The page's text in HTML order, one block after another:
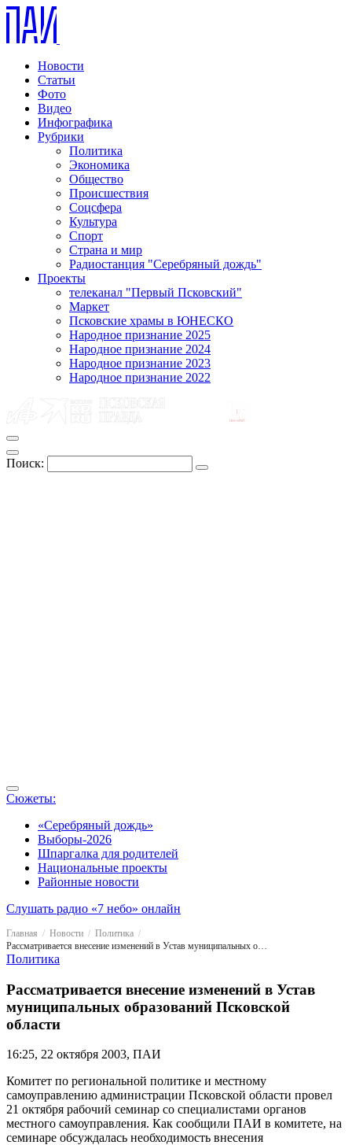
Новости
Статьи
Фото
Видео
Инфографика
Рубрики
Политика
Экономика
Общество
Происшествия
Соцсфера
Культура
Спорт
Страна и мир
Радиостанция "Серебряный дождь"
Проекты
телеканал "Первый Псковский"
Маркет
Псковские храмы в ЮНЕСКО
Народное признание 2025
Народное признание 2024
Народное признание 2023
Народное признание 2022
Поиск:
Сюжеты:
«Серебряный дождь»
Выборы-2026
Шпаргалка для родителей
Национальные проекты
Районные новости
Слушать радио «7 небо» онлайн
Главная Новости
Политика
Рассматривается внесение изменений в Устав муниципальных образований Псковской области
Политика
Рассматривается внесение изменений в Устав
муниципальных образований Псковской
области
16:25, 22 октября 2003, ПАИ
Комитет по региональной политике и местному
самоуправлению администрации Псковской области провел
21 октября рабочий семинар со специалистами органов
местного самоуправления. Как сообщили ПАИ в комитете, на
семинаре обсуждалась необходимость внесения